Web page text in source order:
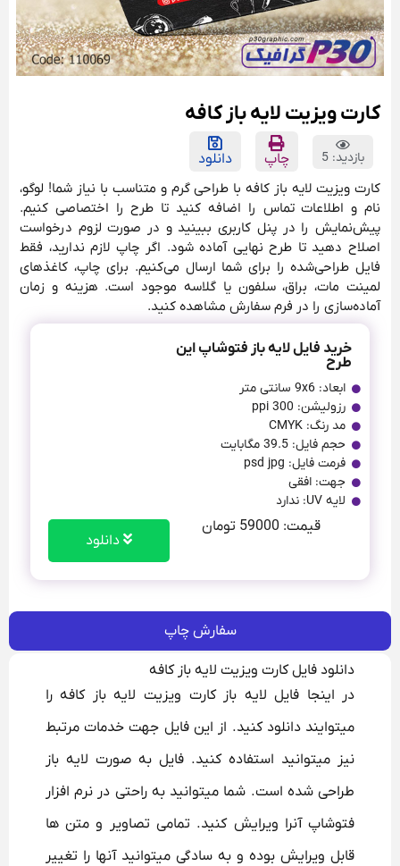
کارت ویزیت لايه باز كافه
بازدید: 5 چاپ
دانلود
کارت ویزیت لایه باز کافه با طراحی گرم و متناسب با نیاز شما! لوگو،
نام و اطلاعات تماس را اضافه کنید تا طرح را اختصاصی کنیم.
پیش‌نمایش را در پنل کاربری ببینید و در صورت لزوم درخواست
اصلاح دهید تا طرح نهایی آماده شود. اگر چاپ لازم ندارید، فقط
فایل طراحی‌شده را برای شما ارسال می‌کنیم. برای چاپ، کاغذهای
لمینت مات، براق، سلفون یا گلاسه موجود است. هزینه و زمان
آماده‌سازی را در فرم سفارش مشاهده کنید.
خرید فایل لایه باز فتوشاپ این
طرح
ابعاد: 9x6 سانتی متر
رزولیشن: 300 ppi
مد رنگ: CMYK
حجم فایل: 39.5 مگابایت
فرمت فایل: psd jpg
جهت: افقی
لایه UV: ندارد
قیمت: 59000 تومان
دانلود
سفارش چاپ
دانلود فایل کارت ویزیت لايه باز كافه
در اینجا فایل لایه باز کارت ویزیت لايه باز كافه را
میتوایند دانلود کنید. از این فایل جهت خدمات مرتبط
نیز میتوانید استفاده کنید. فایل به صورت لایه باز
طراحی شده است. شما میتوانید به راحتی در نرم افزار
فتوشاپ آنرا ویرایش کنید. تمامی تصاویر و متن ها
قابل ویرایش بوده و به سادگی میتوانید آنها را تغییر